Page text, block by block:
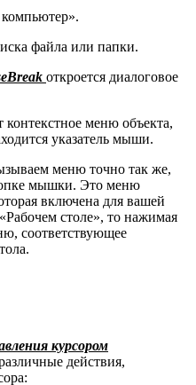
файла или папки.
откроется диалоговое
контекстное меню объекта,
указатель мыши.
меню точно так же,
мышки. Это меню
включена для вашей
столе», то нажимая
соответствующее
курсором
действия,